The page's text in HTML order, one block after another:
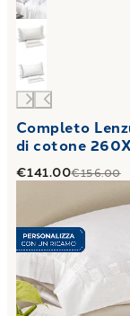
Completo
di cotone
€141.00€156.00